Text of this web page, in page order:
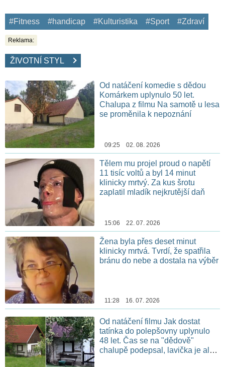
#Fitness #handicap #Kulturistika #Sport #Zdraví
Reklama:
ŽIVOTNÍ STYL
Od natáčení komedie s dědou
Komárkem uplynulo 50 let.
Chalupa z filmu Na samotě u lesa
se proměnila k nepoznání
09:25 02. 08. 2026
Tělem mu projel proud o napětí
11 tisíc voltů a byl 14 minut
klinicky mrtvý. Za kus šrotu
zaplatil mladík nejkrutější daň
15:06 22. 07. 2026
Žena byla přes deset minut
klinicky mrtvá. Tvrdí, že spatřila
bránu do nebe a dostala na výběr
11:28 16. 07. 2026
Od natáčení filmu Jak dostat
tatínka do polepšovny uplynulo
48 let. Čas se na "dědově"
chalupě podepsal, lavička je ale